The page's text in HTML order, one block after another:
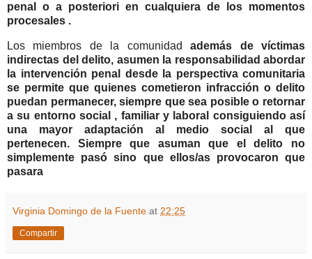
penal o a posteriori en cualquiera de los momentos
procesales .
Los miembros de la comunidadademás de víctimas
indirectas del delito, asumen la responsabilidad abordar
la intervención penal desde la perspectiva comunitaria
se permite que quienes cometieron infracción o delito
puedan permanecer, siempre que sea posible o retornar
a su entorno social , familiar y laboral consiguiendo así
una mayor adaptación al medio social al que
pertenecen. Siempre que asuman que el delito no
simplemente pasó sino que ellos/as provocaron que
pasara
Virginia Domingo de la Fuente at 22:25
Compartir